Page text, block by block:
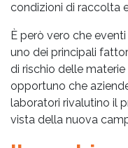
condizioni di raccolta
È però vero che
uno dei principali
di rischio delle
opportuno che
laboratori rivalutino il
vista della nuova